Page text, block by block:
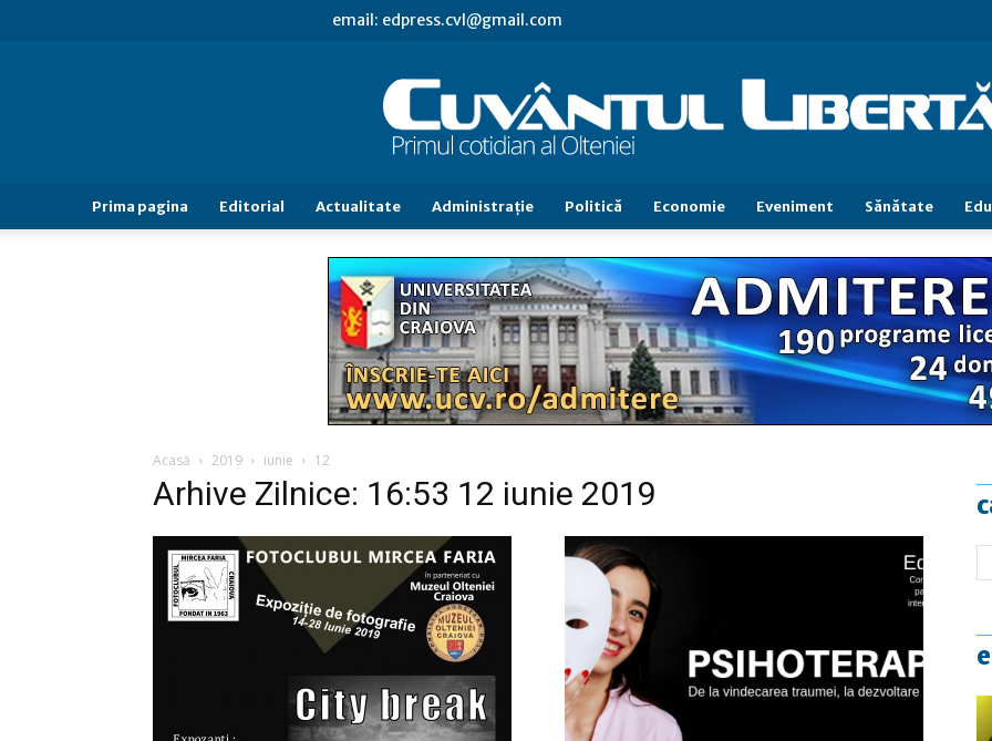
email: edpress.cvl@gmail.com
Cuvântul
Libertăţii
Prima pagina Editorial Actualitate Administraţie Politică Economie Eveniment Sănătate
Acasă 2019 iunie 12
Arhive Zilnice: 16:53 12 iunie 2019